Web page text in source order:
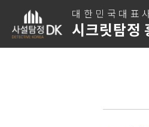
대한민국대표
시크릿탐정